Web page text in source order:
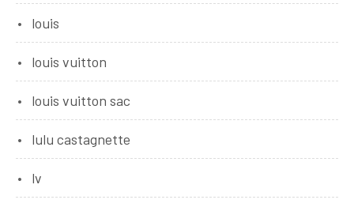
louis
louis vuitton
louis vuitton sac
lulu castagnette
lv